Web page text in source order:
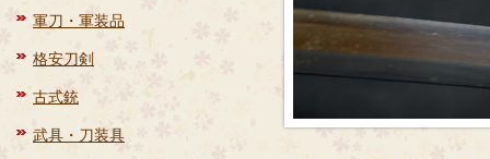
軍刀・軍装品
格安刀剣
古式銃
武具・刀装具